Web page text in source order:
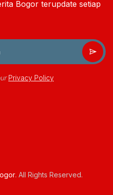
Bogor terupdate setiap
Privacy Policy
. All Rights Reserved.